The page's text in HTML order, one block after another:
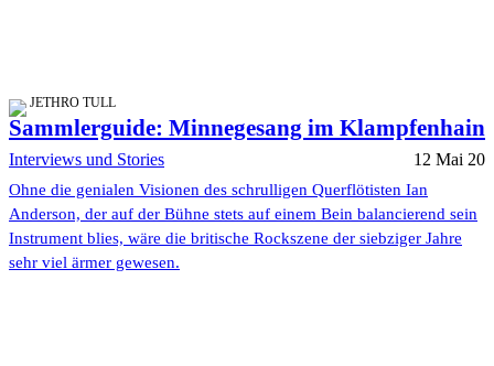
JETHRO TULL
Sammlerguide: Minnegesang im Klampfenhain
Interviews und Stories 12 Mai 20
Ohne die genialen Visionen des schrulligen Querflötisten Ian
Anderson, der auf der Bühne stets auf einem Bein balancierend sein
Instrument blies, wäre die britische Rockszene der siebziger Jahre
sehr viel ärmer gewesen.